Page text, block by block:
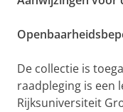
De collectie is
raadpleging is een
Rijksuniversiteit